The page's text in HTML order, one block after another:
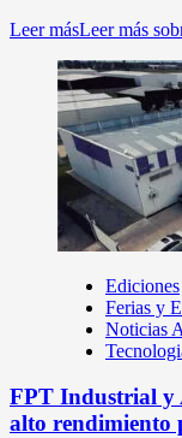
Leer másLeer más
Ediciones
Ferias y
Noticias
FPT Industrial y
alto rendimiento